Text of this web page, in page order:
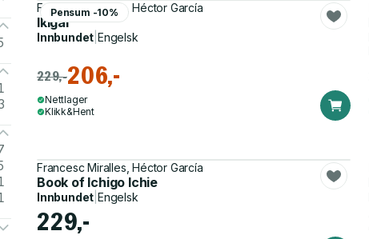
Pensum -10%
Francesc Miralles, Héctor García
Ikigai
Innbundet |Engelsk
229,-206,-
Nettlager
Klikk&Hent
Francesc Miralles, Héctor García
Book of Ichigo Ichie
Innbundet |Engelsk
229,-